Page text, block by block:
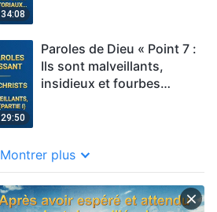
34:08
obligent les autres à leur
obéir » Section 6
29:50
Paroles de Dieu « Point 7 :
Ils sont malveillants,
insidieux et fourbes
Montrer plus